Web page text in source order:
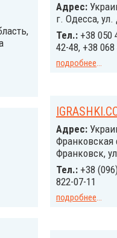
Адрес:
г. Одесса,
Тел.: +38 050
42-48, +38
подробнее...
Адрес:
Франковская
Франковск,
Тел.: +38
822-07-11
подробнее...